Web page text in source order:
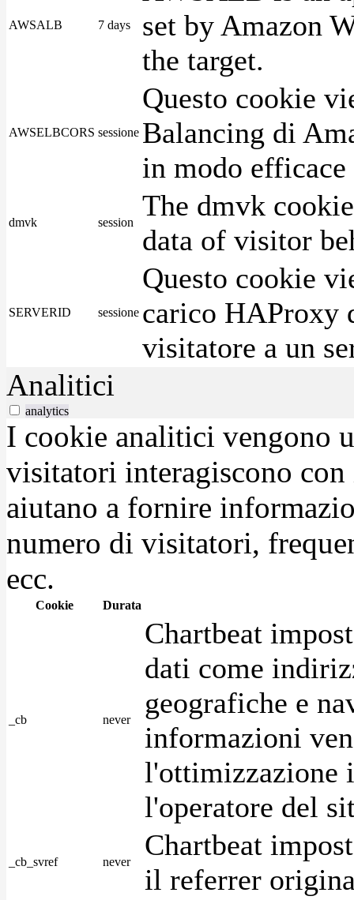
AWSALB 7 days
set by Amazon
the target.
AWSELBCORS sessione
Questo cookie
Balancing di
in modo
dmvk session
The dmvk
data of visitor
SERVERID sessione
Questo cookie
carico HAProxy
visitatore a un
Analitici
analytics
I cookie analitici vengono
visitatori interagiscono
aiutano a fornire
numero di visitatori,
ecc.
Cookie Durata
_cb never
Chartbeat
dati come
geografiche e
informazioni
l'ottimizzazione
l'operatore del
_cb_svref never
Chartbeat
il referrer